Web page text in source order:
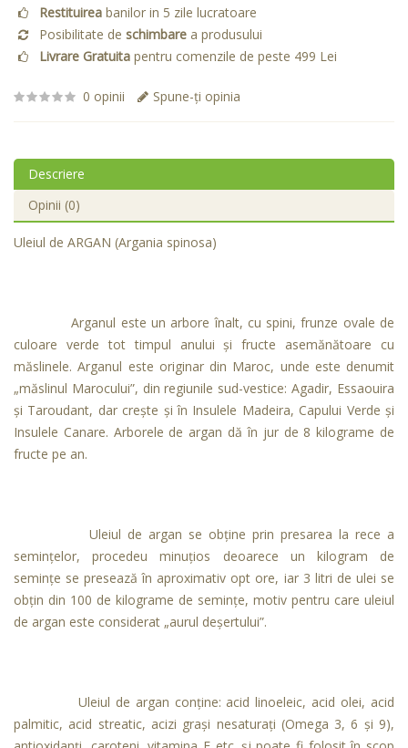
Restituirea banilor in 5 zile lucratoare
Posibilitate de schimbare a produsului
Livrare Gratuita pentru comenzile de peste 499 Lei
0 opinii Spune-ţi opinia
Descriere
Opinii (0)
Uleiul de ARGAN (Argania spinosa)
Arganul este un arbore înalt, cu spini, frunze ovale de
culoare verde tot timpul anului şi fructe asemănătoare cu
măslinele. Arganul este originar din Maroc, unde este denumit
„măslinul Marocului”, din regiunile sud-vestice: Agadir, Essaouira
şi Taroudant, dar creşte şi în Insulele Madeira, Capului Verde și
Insulele Canare. Arborele de argan dă în jur de 8 kilograme de
fructe pe an.
Uleiul de argan se obţine prin presarea la rece a
seminţelor, procedeu minuţios deoarece un kilogram de
seminţe se presează în aproximativ opt ore, iar 3 litri de ulei se
obţin din 100 de kilograme de seminţe, motiv pentru care uleiul
de argan este considerat „aurul deşertului”.
Uleiul de argan conţine: acid linoeleic, acid olei, acid
palmitic, acid streatic, acizi graşi nesaturaţi (Omega 3, 6 şi 9),